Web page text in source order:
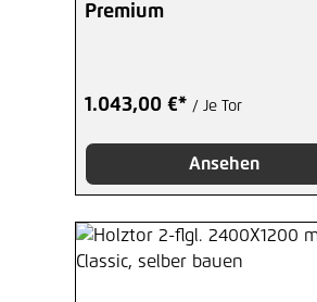
Premium
1.043,00 €* / Je Tor
Ansehen